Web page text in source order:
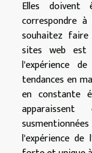
Elles doivent
correspondre
souhaitez faire
sites web est
l'expérience
tendances en
en constante
l'expérience